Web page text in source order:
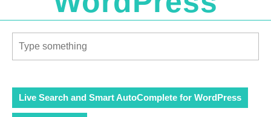
Live Search and Smart AutoComplete for WordPress